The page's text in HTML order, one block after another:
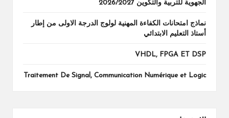
الجهوية للتربية والتكوين 2026/2027
نماذج امتحانات الكفاءة المهنية لولوج الدرجة الاولى من إطار
أستاذ التعليم الابتدائي
VHDL, FPGA ET DSP
Traitement De Signal, Communication Numérique et Logic